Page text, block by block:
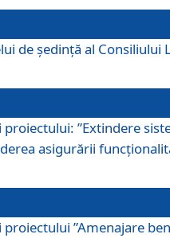
de şedinţă al
”Extindere
asigurării
”Amenajare